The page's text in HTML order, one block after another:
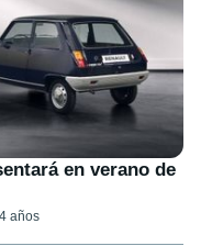
en verano de
años